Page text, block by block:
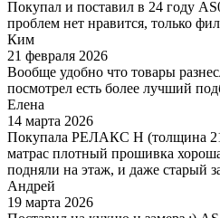
Покупал и поставил в 24 году
проблем нет нравится, только
Ким
21 февраля 2026
Вообще удобно что товары
посмотрел есть более лучший
Елена
14 марта 2026
Покупала РЕЛАКС Н (толщина 21
матрас плотный прошивка
подняли на этаж, и даже старый
Андрей
19 марта 2026